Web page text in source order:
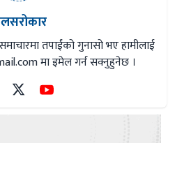
तपाईंको गुनासो भए हामीलाई
मा इमेल गर्न सक्नुहुनेछ ।